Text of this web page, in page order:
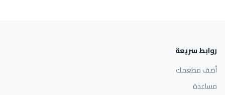
روابط سريعة
أضف مطعمك
مساعدة